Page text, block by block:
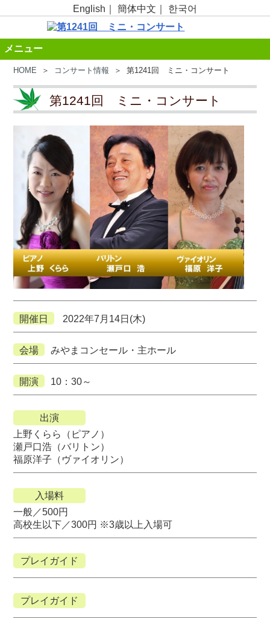
English 簡体中文 한국어
メニュー
HOME ＞ コンサート情報 ＞ 第1241回 ミニ・コンサート
第1241回 ミニ・コンサート
開催日 2022年7月14日(木)
会場 みやまコンセール・主ホール
開演 10：30～
出演
上野くらら（ピアノ）
瀬戸口浩（バリトン）
福原洋子（ヴァイオリン）
入場料
一般／500円
高校生以下／300円 ※3歳以上入場可
プレイガイド
プレイガイド